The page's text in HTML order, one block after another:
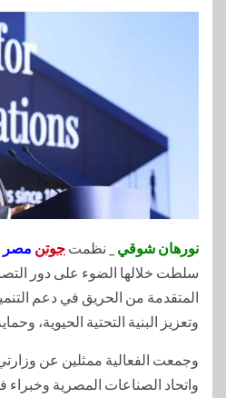
نورهان شوقي _ نظمت جوتن مصر
سلطت خلالها الضوء على دور
المتقدمة من الحريق في دعم
وتعزيز البنية التحتية الحيوية،
وجمعت الفعالية ممثلين عن وزارتي
واتحاد الصناعات المصرية